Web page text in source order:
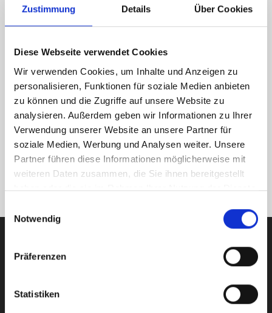
Zustimmung Details Über Cookies
Diese Webseite verwendet Cookies
Wir verwenden Cookies, um Inhalte und Anzeigen zu
personalisieren, Funktionen für soziale Medien anbieten
zu können und die Zugriffe auf unsere Website zu
analysieren. Außerdem geben wir Informationen zu Ihrer
Verwendung unserer Website an unsere Partner für
soziale Medien, Werbung und Analysen weiter. Unsere
Partner führen diese Informationen möglicherweise mit
weiteren Daten zusammen, die Sie ihnen bereitgestellt
haben oder die sie im Rahmen Ihrer Nutzung der Dienste
Notwendig
Präferenzen
Statistiken
Starten Sie Ihre Anlagereise